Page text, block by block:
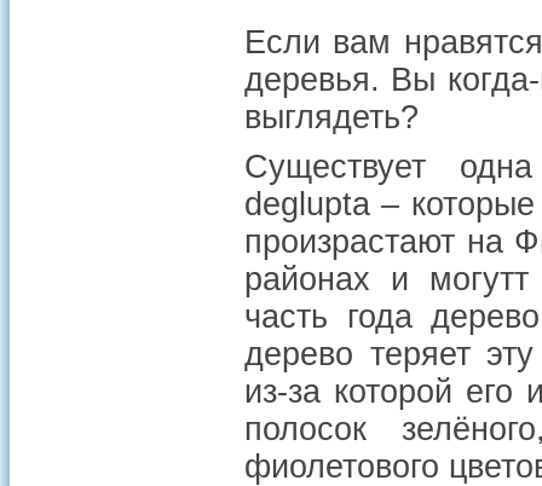
Если вам
деревья. Вы
выглядеть?
Существует
deglupta –
произрастают на
районах и
часть года
дерево теряет
из-за которой
полосок
фиолетового